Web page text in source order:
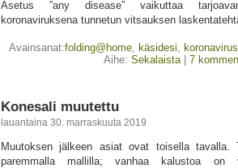
Asetus ”any disease” vaikuttaa
koronaviruksena tunnetun vitsauksen
Avainsanat:folding@home, käsidesi, koronavirus
Aihe: Sekalaista| 7
Konesali muutettu
lauantaina 30. marraskuuta 2019
Muutoksen jälkeen asiat ovat toisella tavalla.
paremmalla mallilla; vanhaa kalustoa on